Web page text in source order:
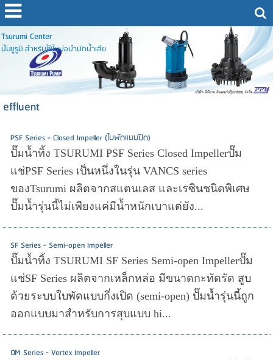
Tsurumi Center
ปั๊มซูรูมิ สำหรับใช้ในบ่อบำบัดน้ำเสีย
effluent
PSF Series - Closed Impeller (ใบพัดแบบปิด)
ปั๊มน้ำทิ้ง TSURUMI PSF Series Closed Impellerปั๊ม
แช่PSF Series เป็นหนึ่งในรุ่น VANCS series
ของTsurumi ผลิตจากสแตนเลส และเรซินชนิดพิเศษ
ปั๊มน้ำรุ่นนี้ไม่เพียงแค่มีน้ำหนักเบาแต่ยัง...
SF Series - Semi-open Impeller
ปั๊มน้ำทิ้ง TSURUMI SF Series Semi-open Impellerปั๊ม
แช่SF Series ผลิตจากเหล็กหล่อ มีขนาดกะทัดรัด สูบ
ด้วยระบบใบพัดแบบกึ่งเปิด (semi-open) ปั๊มน้ำรุ่นนี้ถูก
ออกแบบมาสำหรับการสุบแบบ hi...
OM Series - Vortex Impeller